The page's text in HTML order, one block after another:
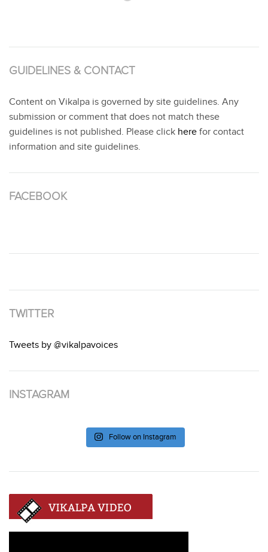
GUIDELINES & CONTACT
Content on Vikalpa is governed by site guidelines. Any
submission or comment that does not match these
guidelines is not published. Please click here for contact
information and site guidelines.
FACEBOOK
TWITTER
Tweets by @vikalpavoices
INSTAGRAM
Follow on Instagram